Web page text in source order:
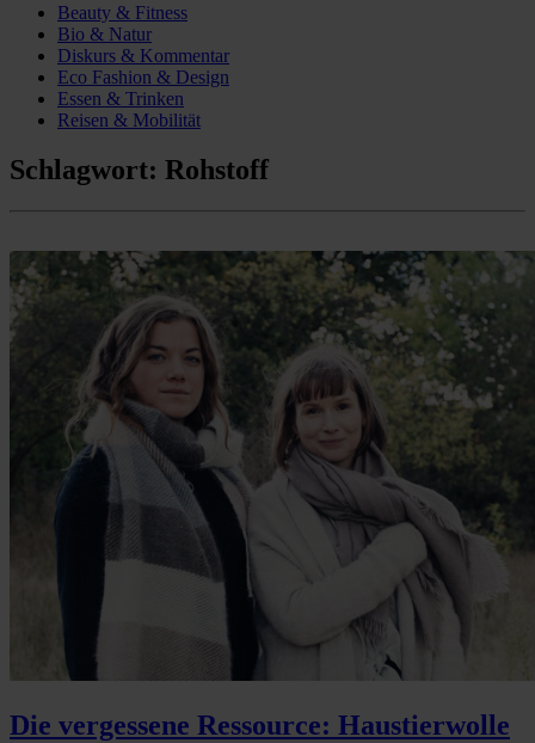
Beauty & Fitness
Bio & Natur
Diskurs & Kommentar
Eco Fashion & Design
Essen & Trinken
Reisen & Mobilität
Schlagwort: Rohstoff
Die vergessene Ressource: Haustierwolle